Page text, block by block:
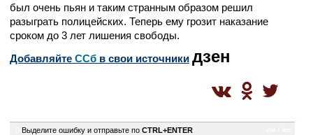
был очень пьян и таким странным образом решил
разыграть полицейских. Теперь ему грозит наказание
сроком до 3 лет лишения свободы.
Добавляйте CСб в свои источники дзен
Выделите ошибку и отправьте по CTRL+ENTER